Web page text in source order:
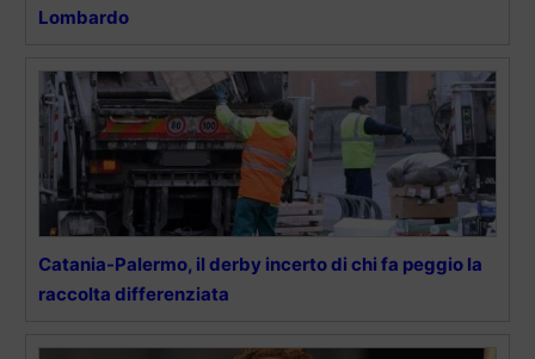
Lombardo
Catania-Palermo, il derby incerto di chi fa peggio la
raccolta differenziata